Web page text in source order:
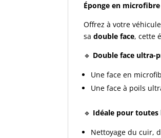
Éponge en
Offrez à votre
sa double face, cette
🔹 Double face ultra-
Une face en
Une face à poils
🔹 Idéale pour toutes
Nettoyage du cuir,